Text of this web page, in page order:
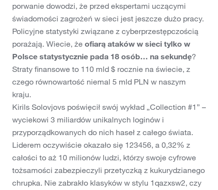
porwanie dowodzi, że przed ekspertami uczącymi
świadomości zagrożeń w sieci jest jeszcze dużo pracy.
Policyjne statystyki związane z cyberprzestępczością
porażają. Wiecie, że ofiarą ataków w sieci tylko w
Polsce statystycznie pada 18 osób… na sekundę?
Straty finansowe to 110 mld $ rocznie na świecie, z
czego równowartość niemal 5 mld PLN w naszym
kraju.
Kirils Solovjovs poświęcił swój wykład „Collection #1” –
wyciekowi 3 miliardów unikalnych loginów i
przyporządkowanych do nich haseł z całego świata.
Liderem oczywiście okazało się 123456, a 0,32% z
całości to aż 10 milionów ludzi, którzy swoje cyfrowe
tożsamości zabezpieczyli przetyczką z kukurydzianego
chrupka. Nie zabrakło klasyków w stylu 1qazxsw2, czy